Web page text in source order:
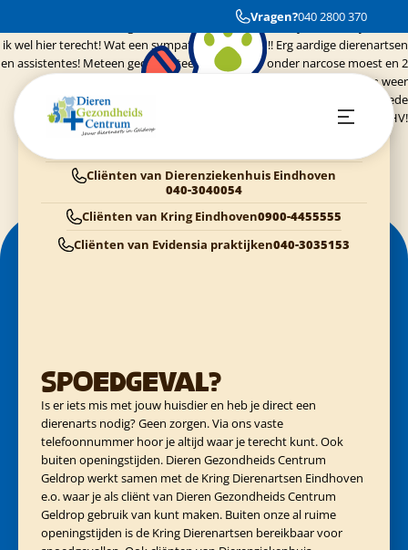
Vragen?040 2800 370
Nadat ik niet bij mijn eigen dierenarts en een andere terecht kon met het
vermoeden dat er een grasaar achter in de keel van mijn kat Twisty zat kon
ik wel hier terecht! Wat een sympathieke mensen!! Erg aardige dierenartsen
en assistentes! Meteen geconstateerd dat Twisty onder narcose moest en 2
grasaartjes zijn verwijderd. De volgende ochtend heb ik hem weer
opgehaald! Twisty en ik zijn weer hartstikke blij!! Bedankt voor de goede
zorgen Dierenziekenhuis EHV!
Cliënten van Dierenziekenhuis Eindhoven
040-3040054
Cliënten van Kring Eindhoven0900-4455555
Cliënten van Evidensia praktijken040-3035153
Spoedgeval?
Is er iets mis met jouw huisdier en heb je direct een
dierenarts nodig? Geen zorgen. Via ons vaste
telefoonnummer hoor je altijd waar je terecht kunt. Ook
buiten openingstijden. Dieren Gezondheids Centrum
Geldrop werkt samen met de Kring Dierenartsen Eindhoven
e.o. waar je als cliënt van Dieren Gezondheids Centrum
Geldrop gebruik van kunt maken. Buiten onze al ruime
openingstijden is de Kring Dierenartsen bereikbaar voor